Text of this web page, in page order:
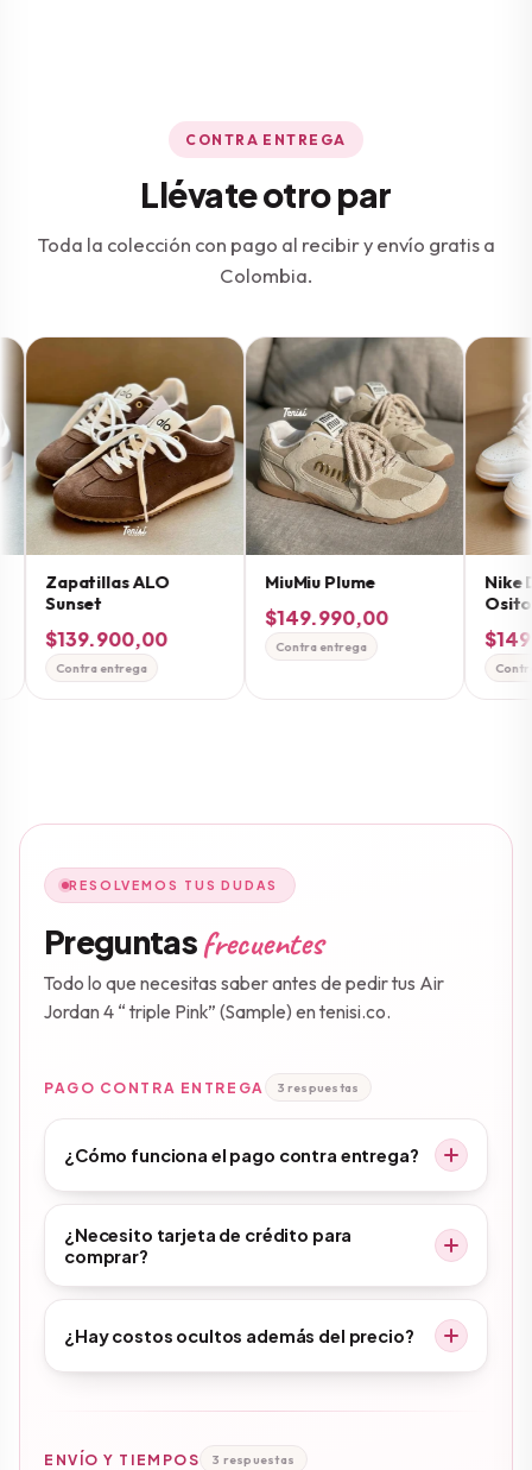
CONTRA ENTREGA
Llévate otro par
Toda la colección con pago al recibir y envío gratis a
Colombia.
Zapatillas ALO
Sunset
$139.900,00
Contra entrega
MiuMiu Plume
$149.990,00
Contra entrega
Nike
Osito
Contra
RESOLVEMOS TUS DUDAS
Preguntasfrecuentes
Todo lo que necesitas saber antes de pedir tus Air
Jordan 4 “ triple Pink” (Sample) en tenisi.co.
PAGO CONTRA ENTREGA 3 respuestas
¿Cómo funciona el pago contra entrega?
¿Necesito tarjeta de crédito para
comprar?
¿Hay costos ocultos además del precio?
ENVÍO Y TIEMPOS 3 respuestas